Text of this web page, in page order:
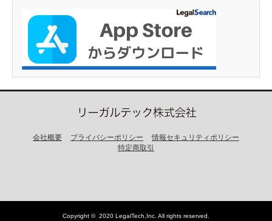
会社概要 プライバシーポリシー
情報セキュリティポリシー
特定商取引
Copyright © 2020 LegalTech,Inc . All rights reserved.